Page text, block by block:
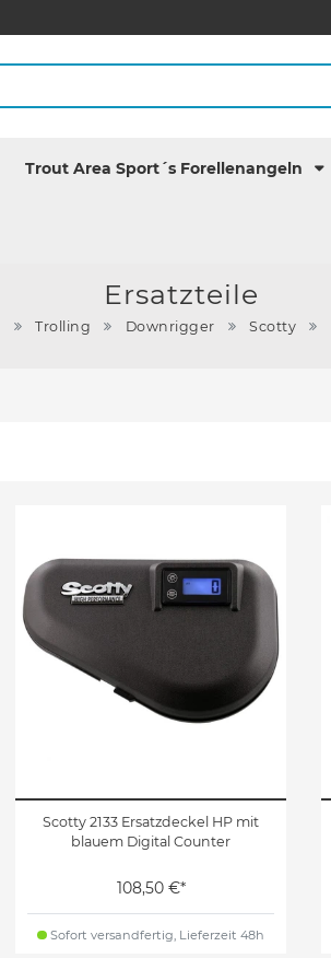
Trout Area Sport´s Forellenangeln
Ersatzteile
Trolling Downrigger Scotty
Scotty 2133 Ersatzdeckel HP mit
blauem Digital Counter
108,50 €*
Sofort versandfertig, Lieferzeit 48h